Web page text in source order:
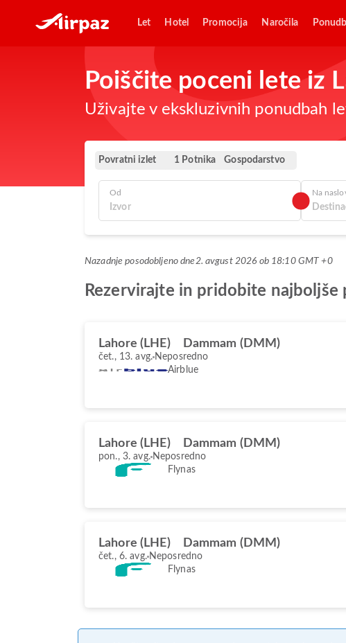
Let Hotel Promocija Naročila
Poiščite poceni lete iz
Uživajte v ekskluzivnih ponudbah
Povratni izlet 1 Potnika Gospodarstvo
Od Na
Nazadnje posodobljeno dne2. avgust 2026 ob 18:10 GMT +0
Rezervirajte in pridobite
Lahore (LHE) Dammam (DMM)
čet., 13. avg. Neposredno
Airblue
Lahore (LHE) Dammam (DMM)
pon., 3. avg. Neposredno
Flynas
Lahore (LHE) Dammam (DMM)
čet., 6. avg. Neposredno
Flynas